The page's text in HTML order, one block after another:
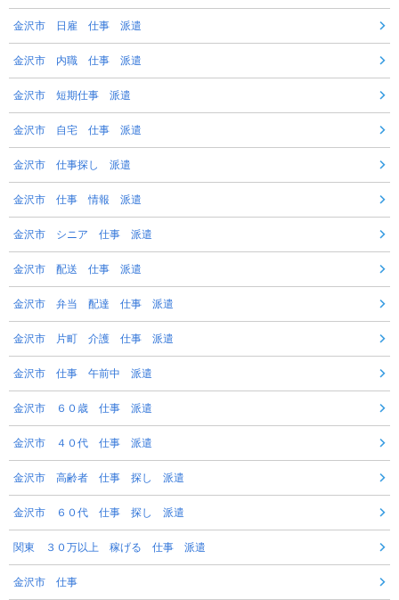
金沢市 日雇 仕事 派遣
金沢市 内職 仕事 派遣
金沢市 短期仕事 派遣
金沢市 自宅 仕事 派遣
金沢市 仕事探し 派遣
金沢市 仕事 情報 派遣
金沢市 シニア 仕事 派遣
金沢市 配送 仕事 派遣
金沢市 弁当 配達 仕事 派遣
金沢市 片町 介護 仕事 派遣
金沢市 仕事 午前中 派遣
金沢市 ６０歳 仕事 派遣
金沢市 ４０代 仕事 派遣
金沢市 高齢者 仕事 探し 派遣
金沢市 ６０代 仕事 探し 派遣
関東 ３０万以上 稼げる 仕事 派遣
金沢市 仕事